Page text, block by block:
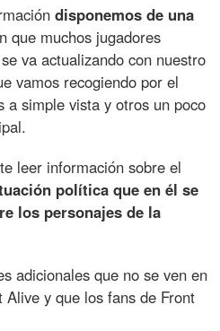
disponemos de una
que muchos jugadores
va actualizando con nuestro
vamos recogiendo por el
a simple vista y otros un poco
leer información sobre el
política que en él se
los personajes de la
adicionales que no se ven en
y que los fans de Front